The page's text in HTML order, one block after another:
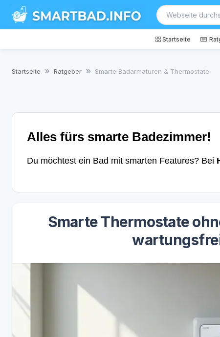
Startseite
Startseite Ratgeber Smarte Badarmaturen & Thermostate
Alles fürs smarte Badezimmer!
Du möchtest ein Bad mit smarten Features? Bei
Smarte Thermostate